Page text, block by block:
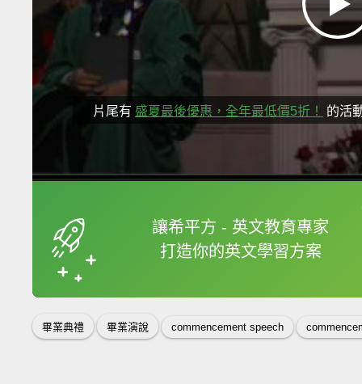
片尾有 盛夏最後優惠，全年最低價5折！ 的活
讓希平方 - 英文教育專家
打造你的英文學習方案
框選或點兩下字幕可
畢業典禮 畢業演說 commencement speech